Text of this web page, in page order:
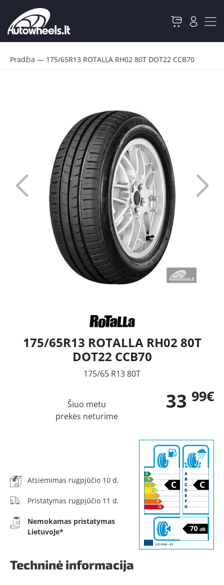
Pradžia — 175/65R13 ROTALLA RH02 80T DOT22 CCB70
175/65R13 ROTALLA RH02 80T
DOT22 CCB70
175/65 R13 80T
33 99€
Šiuo metu
prekės neturime
Atsiėmimas rugpjūčio 10 d.
Pristatymas rugpjūčio 11 d.
Nemokamas pristatymas
Lietuvoje*
Techninė informacija